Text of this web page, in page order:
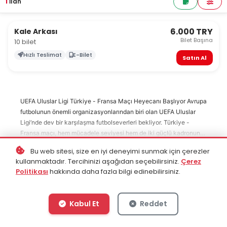
Kale Arkası
10 bilet
6.000 TRY
Bilet Başına
Hızlı Teslimat
E-Bilet Satın Al
UEFA Uluslar Ligi Türkiye - Fransa Maçı Heyecanı Başlıyor Avrupa
futbolunun önemli organizasyonlarından biri olan UEFA Uluslar
Ligi’nde dev bir karşılaşma futbolseverleri bekliyor. Türkiye -
Fransa maçı, hem mücadele seviyesi hem de iki güçlü kadronun
ekibin Fransa karşısında sahaya koyacağı performans, gruptaki
dengeleri doğrudan etkileyebilir. Bu büyük heyecana tribünden
ortak olmak isteyen taraftarlar için bilet aramaları hız kazanmış
çok sorduğu sorulardan biri: Türkiye - Fransa maçı ne zaman?
UEFA Uluslar Ligi takvimi açıklandıktan sonra bu karşılaşma özel
bir ilgi gördü. Maç tarihi yaklaştıkça heyecan artıyor ve taraftarlar
Devamını Oku
Bu web sitesi, size en iyi deneyimi sunmak için çerezler
kullanmaktadır. Tercihinizi aşağıdan seçebilirsiniz. Çerez
Politikası hakkında daha fazla bilgi edinebilirsiniz.
Kabul Et Reddet